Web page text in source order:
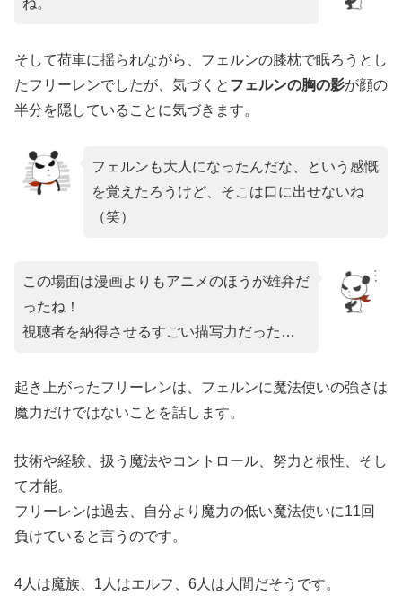
ね。
そして荷車に揺られながら、フェルンの膝枕で眠ろうとし
たフリーレンでしたが、気づくと フェルンの胸の影が顔の
半分を隠していることに気づきます。
フェルンも大人になったんだな、という感慨
を覚えたろうけど、そこは口に出せないね
（笑）
この場面は漫画よりもアニメのほうが雄弁だ
ったね！
視聴者を納得させるすごい描写力だった…
起き上がったフリーレンは、フェルンに魔法使いの強さは
魔力だけではないことを話します。
技術や経験、扱う魔法やコントロール、努力と根性、そし
て才能。
フリーレンは過去、自分より魔力の低い魔法使いに11回
負けていると言うのです。
4人は魔族、1人はエルフ、6人は人間だそうです。